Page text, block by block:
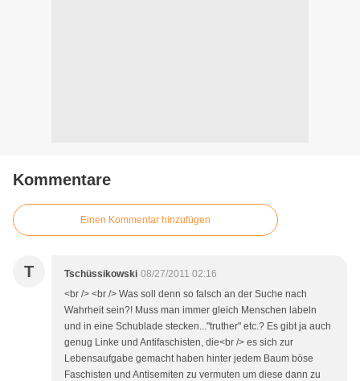
Kommentare
Einen Kommentar hinzufügen
T Tschüssikowski 08/27/2011 02:16
<br /> <br /> Was soll denn so falsch an der Suche nach
Wahrheit sein?! Muss man immer gleich Menschen labeln
und in eine Schublade stecken..."truther" etc.? Es gibt ja auch
genug Linke und Antifaschisten, die<br /> es sich zur
Lebensaufgabe gemacht haben hinter jedem Baum böse
Faschisten und Antisemiten zu vermuten um diese dann zu